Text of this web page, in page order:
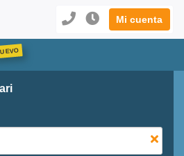
Mi cuenta